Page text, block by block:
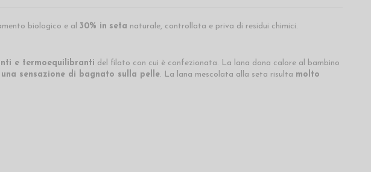
biologico e al 30% in seta naturale, controllata e priva di residui chimici.
e termoequilibranti del filato con cui è confezionata. La lana dona calore al bambino
sensazione di bagnato sulla pelle. La lana mescolata alla seta risulta molto